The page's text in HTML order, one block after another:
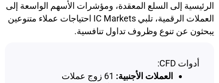
الرئيسية إلى السلع المعقدة، ومؤشرات الأسهم الواسعة إلى
العملات الرقمية، تلبي IC Markets احتياجات عملاء متنوعين
يبحثون عن تنوع وظروف تداول تنافسية.
أدوات CFD:
العملات الأجنبية:
61 زوج عملات